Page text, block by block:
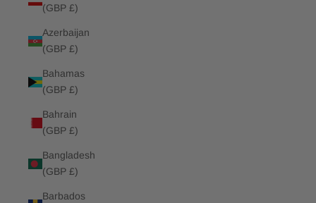
(GBP £)
Azerbaijan
(GBP £)
Bahamas
(GBP £)
Bahrain
(GBP £)
Bangladesh
(GBP £)
Barbados